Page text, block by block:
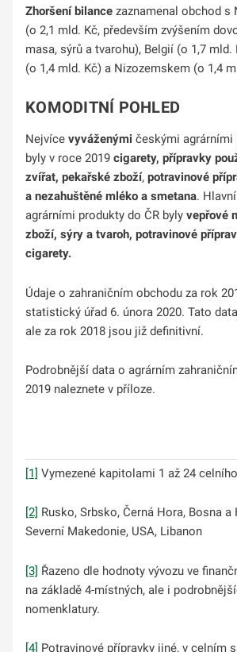
Zhoršení bilance zaznamenal obchod s
(o 2,1 mld. Kč, především zvýšením
masa, sýrů a tvarohu), Belgií (o 1,7 mld.
(o 1,4 mld. Kč) a Nizozemskem (o 1,4
KOMODITNÍ POHLED
Nejvíce vyváženými českými agrárními
byly v roce 2019 cigarety, přípravky
zvířat, pekařské zboží, potravinové
a nezahuštěné mléko a smetana.
agrárními produkty do ČR byly vepřové
zboží, sýry a tvaroh, potravinové
cigarety.
Údaje o zahraničním obchodu za rok
statistický úřad 6. února 2020. Tato
ale za rok 2018 jsou již definitivní.
Podrobnější data o agrárním
2019 naleznete v příloze.
[1] Vymezené kapitolami 1 až 24
[2] Rusko, Srbsko, Černá Hora, Bosna a
Severní Makedonie, USA, Libanon
[3] Řazeno dle hodnoty vývozu ve
na základě 4-místných, ale i
nomenklatury.
[4] Potravinové přípravky jiné, v celním